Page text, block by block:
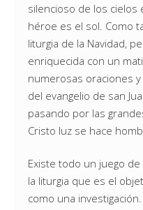
silencioso de los cielos
héroe es el sol. Como
liturgia de la Navidad,
enriquecida con un
numerosas oraciones
del evangelio de san
pasando por las
Cristo luz se hace
Existe todo un juego
la liturgia que es el
como una investigación.